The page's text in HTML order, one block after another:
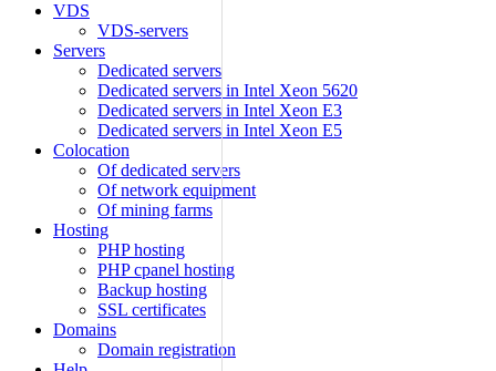
VDS
VDS-servers
Servers
Dedicated servers
Dedicated servers in Intel Xeon 5620
Dedicated servers in Intel Xeon E3
Dedicated servers in Intel Xeon E5
Colocation
Of dedicated servers
Of network equipment
Of mining farms
Hosting
PHP hosting
PHP cpanel hosting
Backup hosting
SSL certificates
Domains
Domain registration